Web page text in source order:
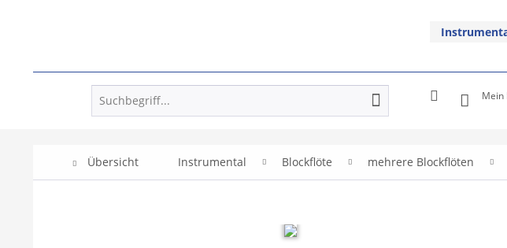
Mein
Übersicht Instrumental Blockflöte mehrere Blockflöten